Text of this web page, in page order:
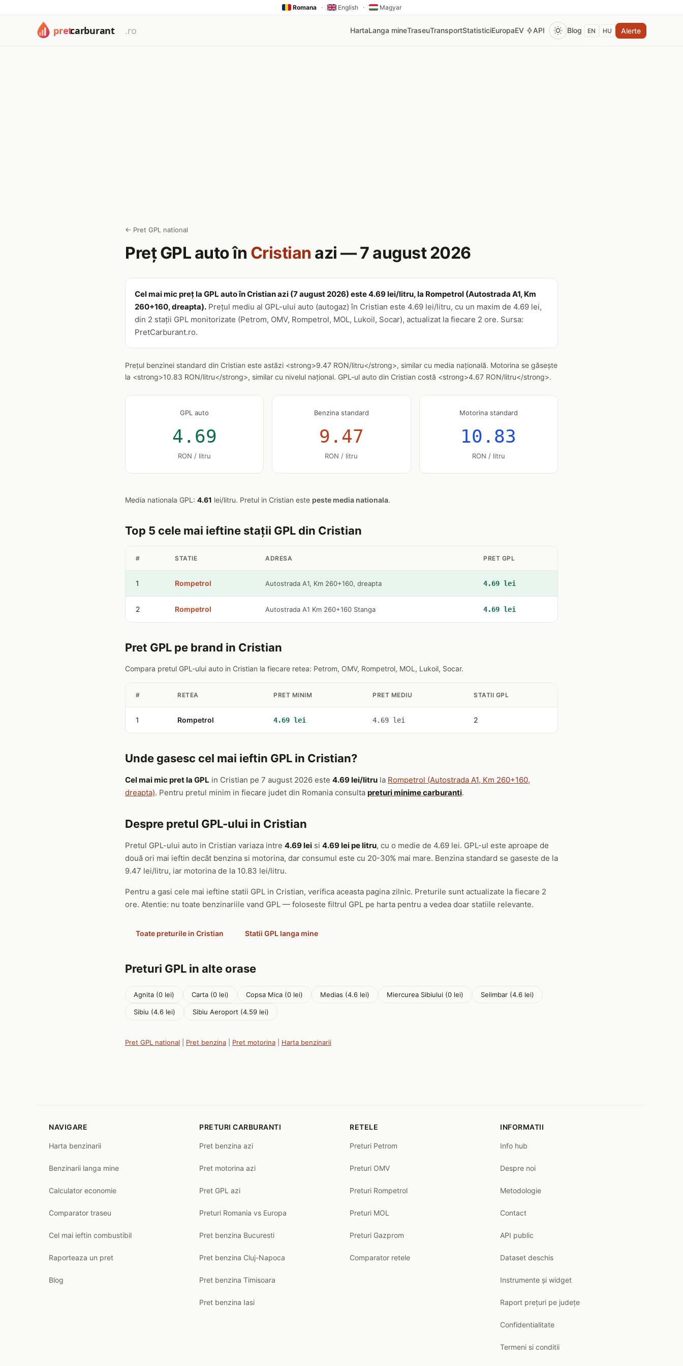
Romana · English · Magyar
HartaLanga mineTraseuTransportStatisticiEuropaEV API Blog EN HU Alerte
← Pret GPL national
Preț GPL auto în Cristian azi — 7 august 2026
Cel mai mic preț la GPL auto în Cristian azi (7 august 2026) este 4.69 lei/litru, la Rompetrol (Autostrada A1, Km
260+160, dreapta). Prețul mediu al GPL-ului auto (autogaz) în Cristian este 4.69 lei/litru, cu un maxim de 4.69 lei,
din 2 stații GPL monitorizate (Petrom, OMV, Rompetrol, MOL, Lukoil, Socar), actualizat la fiecare 2 ore. Sursa:
PretCarburant.ro.
Prețul benzinei standard din Cristian este astăzi <strong>9.47 RON/litru</strong>, similar cu media națională. Motorina se găsește
la <strong>10.83 RON/litru</strong>, similar cu nivelul național. GPL-ul auto din Cristian costă <strong>4.67 RON/litru</strong>.
GPL auto
4.69
RON / litru
Benzina standard
9.47
RON / litru
Motorina standard
10.83
RON / litru
Media nationala GPL: 4.61 lei/litru. Pretul in Cristian este peste media nationala.
Top 5 cele mai ieftine stații GPL din Cristian
# STATIE ADRESA PRET GPL
1 Rompetrol Autostrada A1, Km 260+160, dreapta 4.69 lei
2 Rompetrol Autostrada A1 Km 260+160 Stanga 4.69 lei
Pret GPL pe brand in Cristian
Compara pretul GPL-ului auto in Cristian la fiecare retea: Petrom, OMV, Rompetrol, MOL, Lukoil, Socar.
# RETEA PRET MINIM PRET MEDIU STATII GPL
1 Rompetrol 4.69 lei 4.69 lei 2
Unde gasesc cel mai ieftin GPL in Cristian?
Cel mai mic pret la GPL in Cristian pe 7 august 2026 este 4.69 lei/litru la Rompetrol (Autostrada A1, Km 260+160,
dreapta). Pentru pretul minim in fiecare judet din Romania consulta preturi minime carburanti.
Despre pretul GPL-ului in Cristian
Pretul GPL-ului auto in Cristian variaza intre 4.69 lei si 4.69 lei pe litru, cu o medie de 4.69 lei. GPL-ul este aproape de
două ori mai ieftin decât benzina si motorina, dar consumul este cu 20-30% mai mare. Benzina standard se gaseste de la
9.47 lei/litru, iar motorina de la 10.83 lei/litru.
Pentru a gasi cele mai ieftine statii GPL in Cristian, verifica aceasta pagina zilnic. Preturile sunt actualizate la fiecare 2
ore. Atentie: nu toate benzinariile vand GPL — foloseste filtrul GPL pe harta pentru a vedea doar statiile relevante.
Toate preturile in Cristian Statii GPL langa mine
Preturi GPL in alte orase
Agnita (0 lei) Carta (0 lei) Copsa Mica (0 lei) Medias (4.6 lei) Miercurea Sibiului (0 lei) Selimbar (4.6 lei)
Sibiu (4.6 lei) Sibiu Aeroport (4.59 lei)
Pret GPL national Pret benzina Pret motorina Harta benzinarii
NAVIGARE
Harta benzinarii
Benzinarii langa mine
Calculator economie
Comparator traseu
Cel mai ieftin combustibil
Raporteaza un pret
Blog
PRETURI CARBURANTI
Pret benzina azi
Pret motorina azi
Pret GPL azi
Preturi Romania vs Europa
Pret benzina Bucuresti
Pret benzina Cluj-Napoca
Pret benzina Timisoara
Pret benzina Iasi
RETELE
Preturi Petrom
Preturi OMV
Preturi Rompetrol
Preturi MOL
Preturi Gazprom
Comparator retele
INFORMATII
Info hub
Despre noi
Metodologie
Contact
API public
Dataset deschis
Instrumente și widget
Raport prețuri pe județe
Confidentialitate
Termeni si conditii